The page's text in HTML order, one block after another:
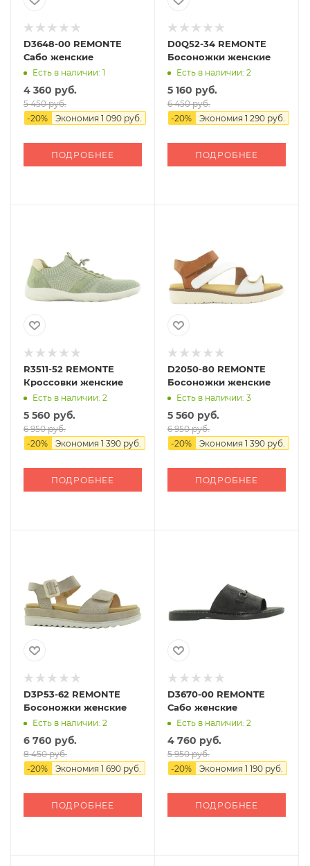
D3648-00 REMONTE
Сабо женские
Есть в наличии: 1
4 360 руб.
5 450 руб.
-20% Экономия 1 090 руб.
ПОДРОБНЕЕ
D0Q52-34 REMONTE
Босоножки женские
Есть в наличии: 2
5 160 руб.
6 450 руб.
-20% Экономия 1 290 руб.
ПОДРОБНЕЕ
R3511-52 REMONTE
Кроссовки женские
Есть в наличии: 2
5 560 руб.
6 950 руб.
-20% Экономия 1 390 руб.
ПОДРОБНЕЕ
D2050-80 REMONTE
Босоножки женские
Есть в наличии: 3
5 560 руб.
6 950 руб.
-20% Экономия 1 390 руб.
ПОДРОБНЕЕ
D3P53-62 REMONTE
Босоножки женские
Есть в наличии: 2
6 760 руб.
8 450 руб.
-20% Экономия 1 690 руб.
ПОДРОБНЕЕ
D3670-00 REMONTE
Сабо женские
Есть в наличии: 2
4 760 руб.
5 950 руб.
-20% Экономия 1 190 руб.
ПОДРОБНЕЕ